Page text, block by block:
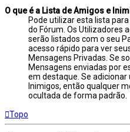
O que é a Lista de Amigos e
Pode utilizar esta lista
do Fórum. Os Utilizadores
serão listados com o seu
acesso rápido para ver
Mensagens Privadas. Se
Mensagens enviadas por
em destaque. Se adicionar
Inimigos, então qualquer
ocultada de forma padrão.
Topo